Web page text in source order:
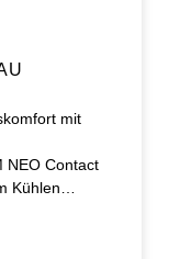
mit
NEO Contact
Kühlen…